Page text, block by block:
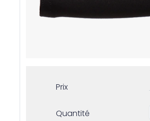
Prix
Quantité